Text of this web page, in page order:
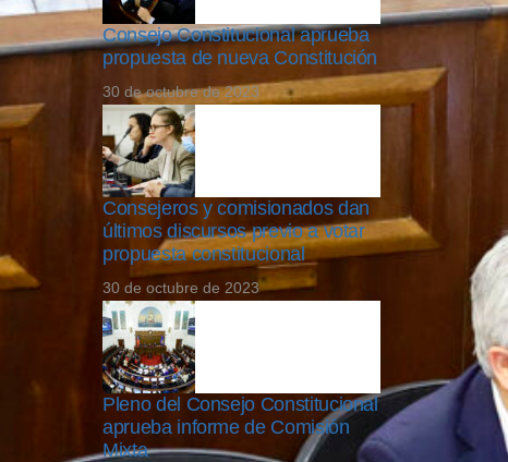
Consejo Constitucional aprueba
propuesta de nueva Constitución
30 de octubre de 2023
Consejeros y comisionados dan
últimos discursos previo a votar
propuesta constitucional
30 de octubre de 2023
Pleno del Consejo Constitucional
aprueba informe de Comisión
Mixta